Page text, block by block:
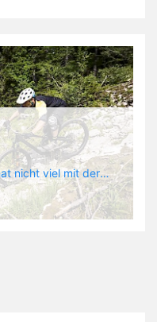
Deemax Pro Enduro Racing hat nicht viel mit der gemütlichen Trail Runde nach Feierabend zu tun. Im Racing zählt jede Sekunde und da wird hart geballert. Dementsprechend hoch sind die Belastungen und die Anforderungen an ein spezielles Enduro Laufrad. „Deemax“ als Grundlage ist ein guter Ausgangspunkt. Zusammen mit Sam Hill hat Mavic das „Deemax Pro“ entwickelt, das genau den Anforderungen gerecht wird, die es bedarf, um ein EWS Rennen zu gewinnen (dass es wirklich funktioniert hat Sam ja bereits bewiesen). Was also zeichnet den neuen Laufradsatz aus? - optimales Verhältnis aus Gewicht und Stabilität - neue „Zycral“ Speichen aus einer speziellen Legierung, die besonders gutes „Feedback“ gibt - „Fore Drill“: dieser Begriff steht für Mavics Nippel: die besitzen einen größeren Durchmesser, als normal und die Gewinde in der Speiche werden von innen gebohrt, was der Felgenstruktur eine höhere Stabilität verleihen soll. Das Ergebnis: eine leichtere Felge, die Kräfte besser aufnehmen und absorbieren kann - speziell angepasste Felgenbreite. Im Enduroeinsatz kommen hinten meist Reifen zum Einsatz, die auf gutes Rollen optimiert sind während vorn die griffigeren Profile montiert werden. Demzufolge spart Mavic am Hinterrad Material und Gewicht, indem man eine 25 mm Felge verbaut während vorn, wie am DH Laufrad, eine 28 mm Felge zum Einsatz kommt. „Race Tundes Rim Width“ nennt Mavic das. - natürlich sind auch die „Deemax Pro“ UST, also perfekt für den Tubeless Einsatz geeignet.